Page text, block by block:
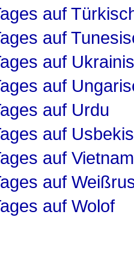
auf
auf
auf
auf
auf Urdu
auf
auf
auf
auf Wolof